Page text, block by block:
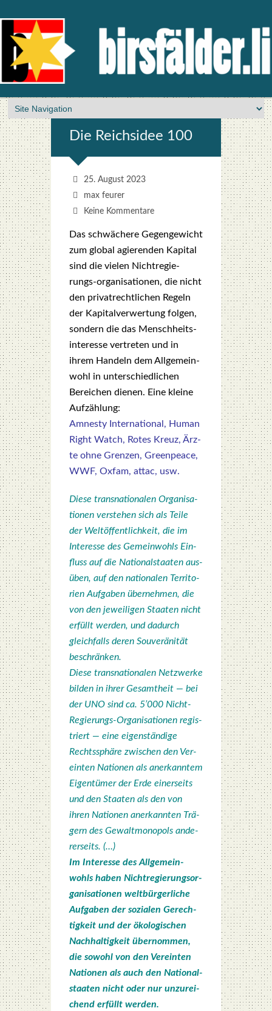
Die Reichs­idee 100
25. August 2023
max feurer
Keine Kommentare
Das schwä­che­re Gegen­ge­wicht
zum glo­bal agie­ren­den Kapi­tal
sind die vie­len Nicht­re­gie­
rungs-orga­ni­sa­tio­nen, die nicht
den pri­vat­recht­li­chen Regeln
der Kapi­tal­ver­wer­tung fol­gen,
son­dern die das Mensch­heits­
in­ter­es­se ver­tre­ten und in
ihrem Han­deln dem All­ge­mein­
wohl in unter­schied­li­chen
Berei­chen die­nen. Eine klei­ne
Auf­zäh­lung:
Amnes­ty Inter­na­tio­nal, Human
Right Watch, Rotes Kreuz, Ärz­
te ohne Gren­zen, Green­peace,
WWF, Oxfam, attac, usw.
Die­se trans­na­tio­na­len Orga­ni­sa­
tio­nen ver­ste­hen sich als Tei­le
der Welt­öf­fent­lich­keit, die im
Inter­es­se des Gemein­wohls Ein­
fluss auf die Natio­nal­staa­ten aus­
üben, auf den natio­na­len Ter­ri­to­
ri­en Auf­ga­ben über­neh­men, die
von den jewei­li­gen Staa­ten nicht
erfüllt wer­den, und dadurch
gleich­falls deren Sou­ve­rä­ni­tät
beschrän­ken.
Die­se trans­na­tio­na­len Netz­wer­ke
bil­den in ihrer Gesamt­heit — bei
der UNO sind ca. 5’000 Nicht-
Regie­rungs-Orga­ni­sa­tio­nen regis­
triert — eine eigen­stän­di­ge
Rechts­sphä­re zwi­schen den Ver­
ein­ten Natio­nen als aner­kann­tem
Eigen­tü­mer der Erde einer­seits
und den Staa­ten als den von
ihren Natio­nen aner­kann­ten Trä­
gern des Gewalt­mo­no­pols ande­
rer­seits. (…)
Im Inter­es­se des All­ge­mein­
wohls haben Nicht­re­gie­rungs­or­
ga­ni­sa­tio­nen welt­bür­ger­li­che
Auf­ga­ben der sozia­len Gerech­
tig­keit und der öko­lo­gi­schen
Nach­hal­tig­keit über­nom­men,
die sowohl von den Ver­ein­ten
Natio­nen als auch den Natio­nal­
staa­ten nicht oder nur unzu­rei­
chend erfüllt wer­den.